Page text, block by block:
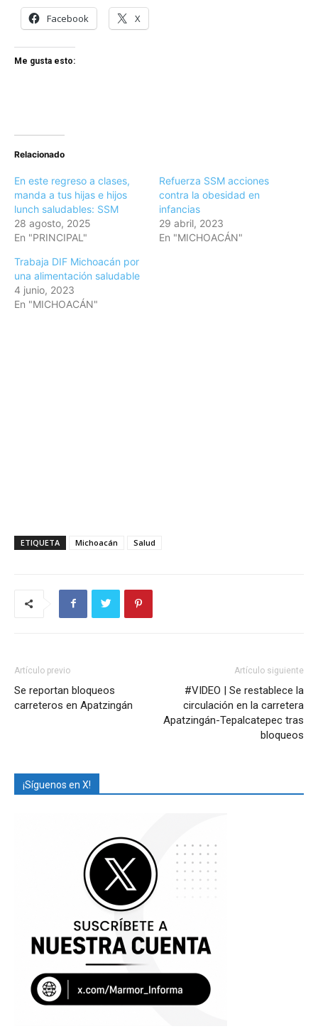
Facebook X
Me gusta esto:
Relacionado
En este regreso a clases,
manda a tus hijas e hijos
lunch saludables: SSM
28 agosto, 2025
En "PRINCIPAL"
Refuerza SSM acciones
contra la obesidad en
infancias
29 abril, 2023
En "MICHOACÁN"
Trabaja DIF Michoacán por
una alimentación saludable
4 junio, 2023
En "MICHOACÁN"
ETIQUETA Michoacán Salud
Artículo previo
Se reportan bloqueos
carreteros en Apatzingán
Artículo siguiente
#VIDEO | Se restablece la
circulación en la carretera
Apatzingán-Tepalcatepec tras
bloqueos
¡Síguenos en X!